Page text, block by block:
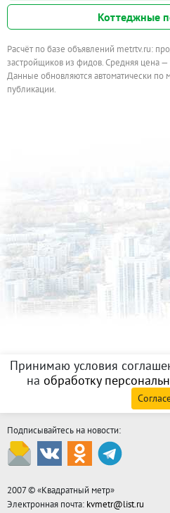
Коттеджные
Расчёт по базе объявлений metrtv.ru:
застройщиков из фидов. Средняя цена
Данные обновляются автоматически по
публикации.
Принимаю условия
на обработку
Подписывайтесь на новости:
2007 © «Квадратный метр»
Электронная почта: kvmetr@list.ru